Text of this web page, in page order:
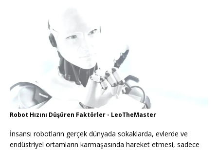
Robot Hızını Düşüren Faktörler - LeoTheMaster
İnsansı robotların gerçek dünyada sokaklarda, evlerde ve
endüstriyel ortamların karmaşasında hareket etmesi, sadece